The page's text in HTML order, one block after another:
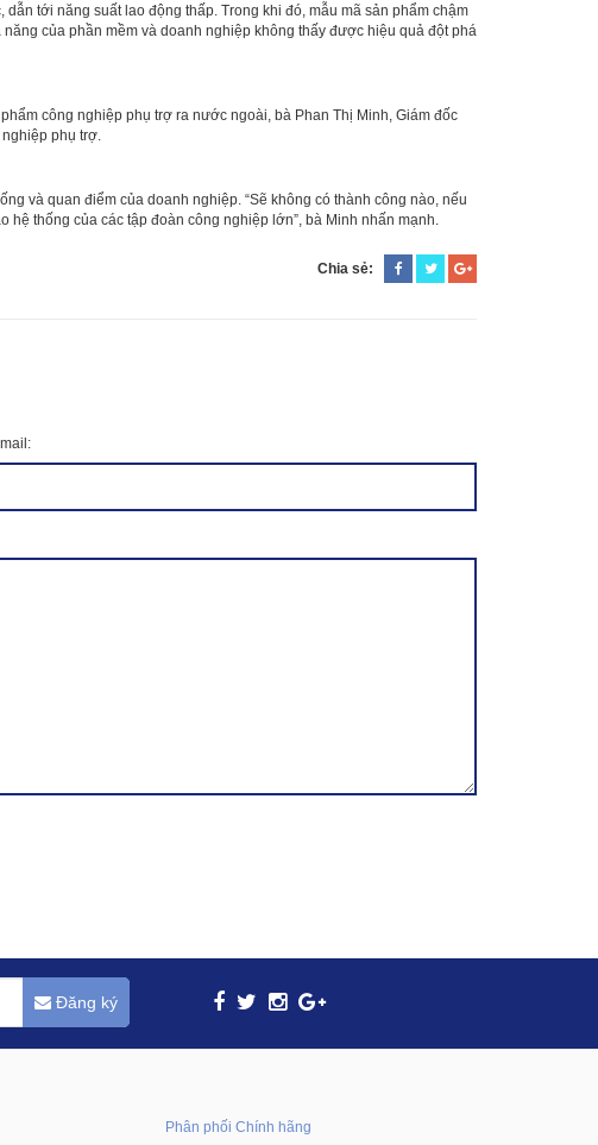
tới năng suất lao động thấp. Trong khi đó, mẫu mã sản phẩm chậm
của phần mềm và doanh nghiệp không thấy được hiệu quả đột phá
công nghiệp phụ trợ ra nước ngoài, bà Phan Thị Minh, Giám đốc
phụ trợ.
và quan điểm của doanh nghiệp. “Sẽ không có thành công nào, nếu
thống của các tập đoàn công nghiệp lớn”, bà Minh nhấn mạnh.
Chia sẻ:
Đăng ký
Phân phối Chính hãng